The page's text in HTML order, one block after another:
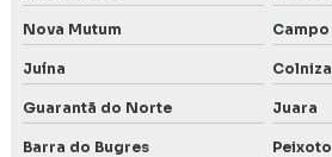
Nova Mutum
Juína Colniza
Guarantã do Norte Juara
Barra do Bugres